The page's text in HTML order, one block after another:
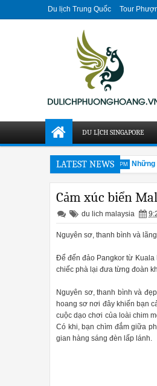
Du lịch Trung Quốc Tour
DU LỊCH SINGAPORE
LATEST NEWS
Fair 138 hay nhất 4:25 PM Những
Cảm xúc biển
du lich malaysia
Nguyên sơ, thanh bình và
Để đến đảo Pangkor từ Kuala
chiếc phà lại đưa từng đoàn
Nguyên sơ, thanh bình và
hoang sơ nơi đây khiến bạn
cuộc dạo chơi của loài chim
Có khi, bạn chìm đắm giữa
gian hàng sáng đèn lấp lánh.